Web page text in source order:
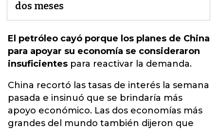
dos meses
El petróleo cayó porque los planes de China
para apoyar su economía se consideraron
insuficientes para reactivar la demanda.
China recortó las tasas de interés la semana
pasada e insinuó que se brindaría más
apoyo económico. Las dos economías más
grandes del mundo también dijeron que